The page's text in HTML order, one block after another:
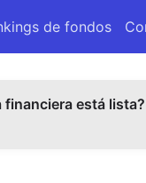
de fondos
financiera está